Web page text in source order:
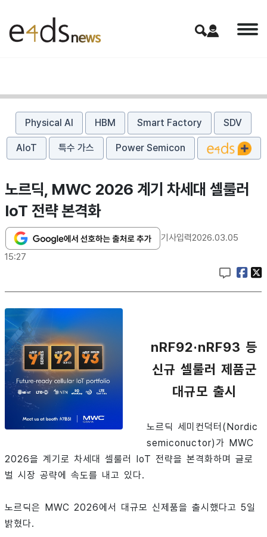
Physical AI HBM Smart Factory SDV
AIoT 특수 가스 Power Semicon
노르딕, MWC 2026 계기 차세대 셀룰러
IoT 전략 본격화
기사입력2026.03.05
15:27
nRF92·nRF93 등
신규 셀룰러 제품군
대규모 출시
노르딕 세미컨덕터(Nordic
semiconuctor)가 MWC
2026을 계기로 차세대 셀룰러 IoT 전략을 본격화하며 글로
벌 시장 공략에 속도를 내고 있다.
노르딕은 MWC 2026에서 대규모 신제품을 출시했다고 5일
밝혔다.